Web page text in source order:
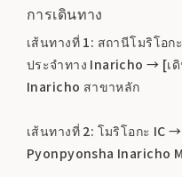
การเดินทาง
เส้นทางที่ 1: สถานีโมริโอ
ประจำทาง Inaricho → [เ
Inaricho สาขาหลัก
เส้นทางที่ 2: โมริโอกะ IC
Pyonpyonsha Inaricho